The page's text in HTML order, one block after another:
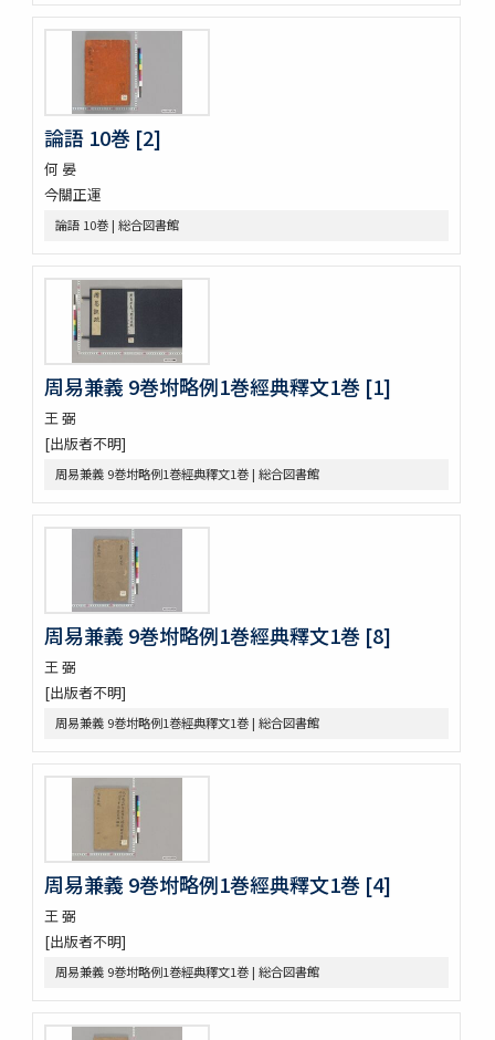
蘿鬘 3巻
玉襷添紐下解
玉襷添紐
音義本末圖
玉鉾百首
音義本末考
玉鉾の本末
槙のいた屋
改正玉襷添紐
玉襷添紐下解
助辭音義考
言靈顕證圖
助辭音義考
古今集類辭 2巻
甲府新聞
論語 10巻
つれつれ 2巻
曽我物語 12巻
中華若木詩抄 4巻
倭名類聚鈔 20巻
令義解 10巻
論語 10巻
立齋先生標題觧註音釋十八史畧 7巻
元亨釋書 30巻
論語 10巻
孟子 14巻
大學
中庸 1巻坿補音釋1巻
周易 9巻坿略例 2巻
塵添壒囊鈔 20巻
日本書紀抄 3巻
二十四孝
略要抄 3巻
倭玉篇 3巻 (存1巻)
大藏一覽集 10巻
唐三體詩註 3巻首1巻
新編排韻増廣事類氏族大全 10巻 (存1巻)
論語 10巻 [2]
何 晏
今關正運
論語 10巻 | 総合図書館
周易兼義 9巻坿略例1巻經典釋文1巻 [1]
王 弼
[出版者不明]
周易兼義 9巻坿略例1巻經典釋文1巻 | 総合図書館
周易兼義 9巻坿略例1巻經典釋文1巻 [8]
王 弼
[出版者不明]
周易兼義 9巻坿略例1巻經典釋文1巻 | 総合図書館
周易兼義 9巻坿略例1巻經典釋文1巻 [4]
王 弼
[出版者不明]
周易兼義 9巻坿略例1巻經典釋文1巻 | 総合図書館